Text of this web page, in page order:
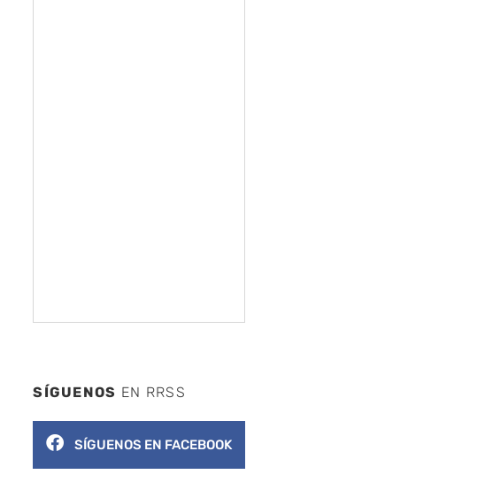
SÍGUENOS EN RRSS
SÍGUENOS EN FACEBOOK